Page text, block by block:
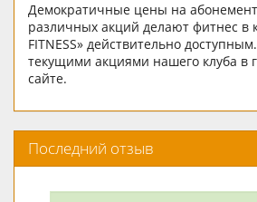
Демократичные цены на
различных акций делают фитнес в
FITNESS» действительно
текущими акциями нашего клуба в
сайте.
Последний отзыв